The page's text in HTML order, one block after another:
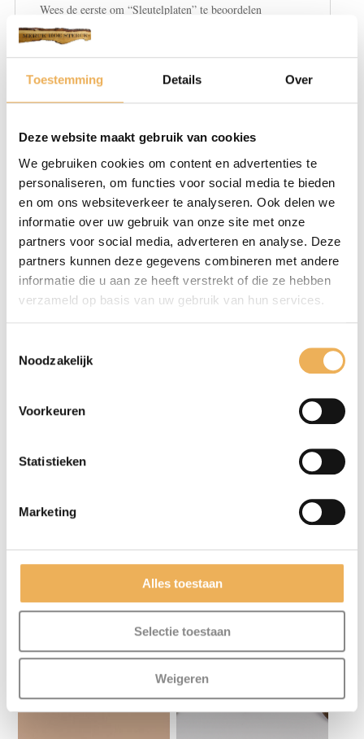
Toestemming Details Over
Deze website maakt gebruik van cookies
We gebruiken cookies om content en advertenties te
personaliseren, om functies voor social media te bieden
en om ons websiteverkeer te analyseren. Ook delen we
informatie over uw gebruik van onze site met onze
partners voor social media, adverteren en analyse. Deze
partners kunnen deze gegevens combineren met andere
informatie die u aan ze heeft verstrekt of die ze hebben
verzameld op basis van uw gebruik van hun services.
Noodzakelijk
Voorkeuren
Statistieken
Marketing
Alles toestaan
Selectie toestaan
Weigeren
Wees de eerste om “Sleutelplaten” te beoordelen
Je e-mailadres wordt niet gepubliceerd.
Vereiste velden zijn gemarkeerd met
Mijn naam, e-mail en site opslaan in
ik een reactie plaats.
GERELATEERDE PRODUCTEN